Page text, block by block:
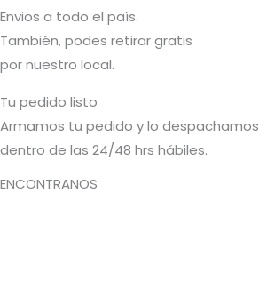
Envios a todo el país.
También, podes retirar gratis
por nuestro local.
Tu pedido listo
Armamos tu pedido y lo despachamos
dentro de las 24/48 hrs hábiles.
ENCONTRANOS